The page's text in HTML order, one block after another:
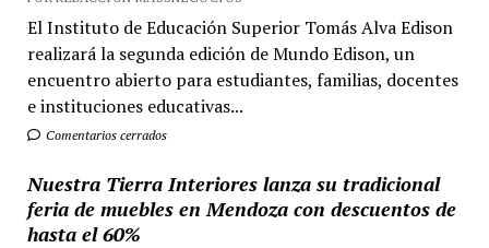
El Instituto de Educación Superior Tomás Alva Edison
realizará la segunda edición de Mundo Edison, un
encuentro abierto para estudiantes, familias, docentes
e instituciones educativas...
Comentarios cerrados
Nuestra Tierra Interiores lanza su tradicional
feria de muebles en Mendoza con descuentos de
hasta el 60%